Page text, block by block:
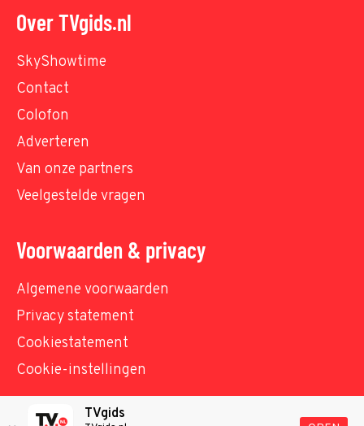
Over TVgids.nl
SkyShowtime
Contact
Colofon
Adverteren
Van onze partners
Veelgestelde vragen
Voorwaarden & privacy
Algemene voorwaarden
Privacy statement
Cookiestatement
Cookie-instellingen
TVgids